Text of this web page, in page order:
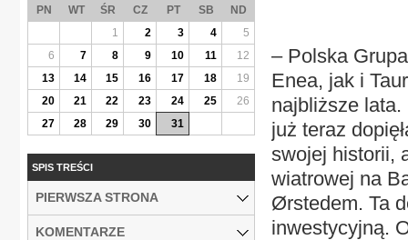
– Polska
Enea, jak i
najbliższe
już teraz
swojej historii,
wiatrowej na
Ørstedem. Ta
inwestycyjną.
PN WT ŚR CZ PT SB
ND
1
2 3 4
5
6
7 8 9 10 11
12
13
14 15 16 17 18
19
20
21 22 23 24 25
26
27
28 29 30 31
SPIS TREŚCI
PIERWSZA STRONA
KOMENTARZE